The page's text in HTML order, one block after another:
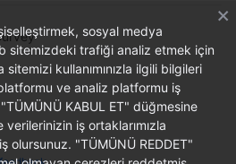
sosyal medya
sitemizdeki trafiği analiz etmek için
sitemizi kullanımınızla ilgili bilgileri
ve analiz platformu iş
"TÜMÜNÜ KABUL ET" düğmesine
iş ortaklarımızla
olursunuz. "TÜMÜNÜ REDDET"